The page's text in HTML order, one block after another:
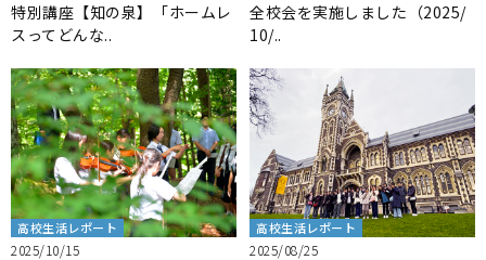
特別講座【知の泉】「ホームレ
スってどんな..
全校会を実施しました（2025/
10/..
高校生活レポート
2025/10/15
高校生活レポート
2025/08/25